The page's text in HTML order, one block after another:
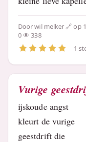
Doorwil melker
op
0
338
1
Vurige
ijskoude angst
kleurt de vurige
geestdrift die